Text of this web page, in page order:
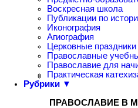
Воскресная школа
Публикации по
Иконография
Агиография
Церковные праздники
Православные
Православие для
Практическая
Рубрики ▼
ПРАВОСЛАВИЕ В